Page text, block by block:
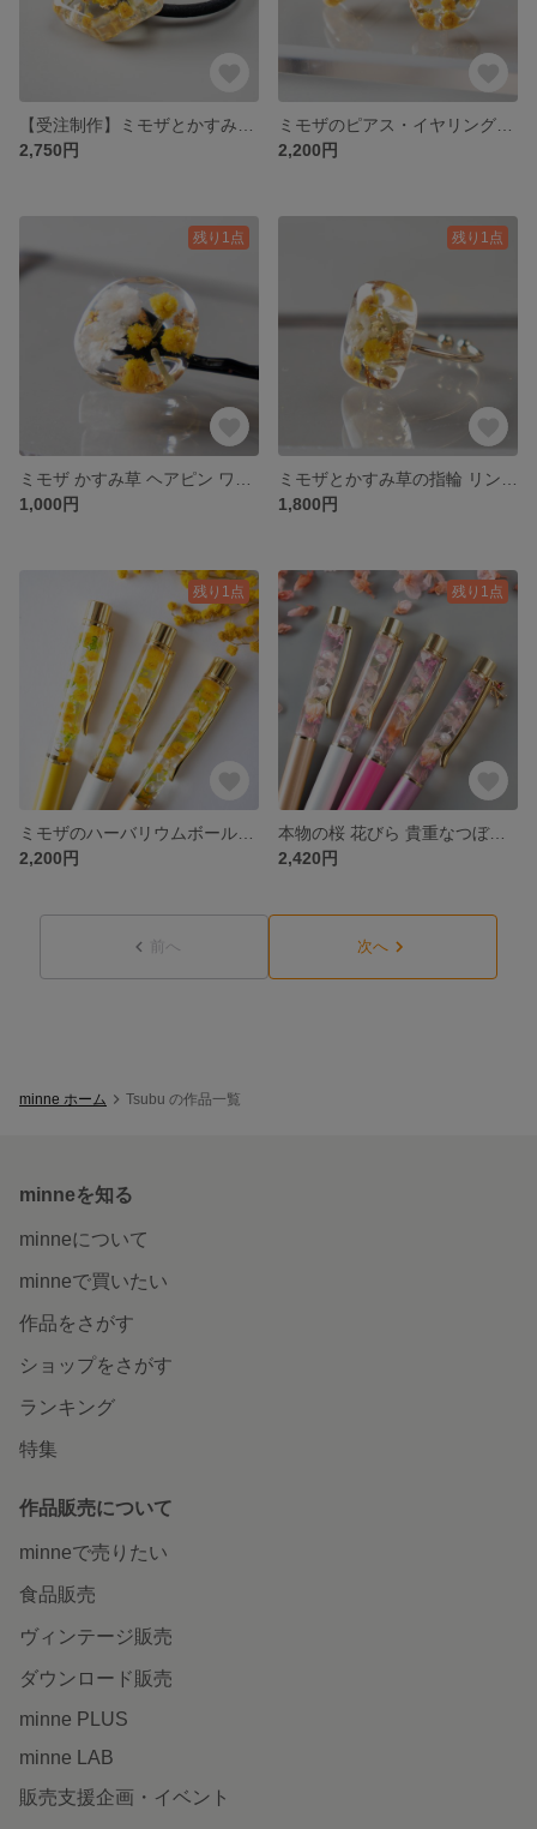
2,750円
2,200円
残り1点
1,000円
残り1点
1,800円
残り1点
2,200円
残り1点
本物の桜 花びら 貴重なつぼみ入り ペリドット ハーバリウムボールペン イニシャルチャーム・誕生石付【卒業祝い 入学祝い 転職祝い プチギフト 実用品 春】
2,420円
前へ 次へ
minne ホーム Tsubu の作品一覧
minneを知る
minneについて
minneで買いたい
作品をさがす
ショップをさがす
ランキング
特集
作品販売について
minneで売りたい
食品販売
ヴィンテージ販売
ダウンロード販売
minne PLUS
minne LAB
販売支援企画・イベント